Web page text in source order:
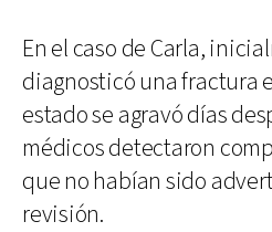
En el caso de Carla,
diagnosticó una fractura
estado se agravó días
médicos detectaron
que no habían sido
revisión.